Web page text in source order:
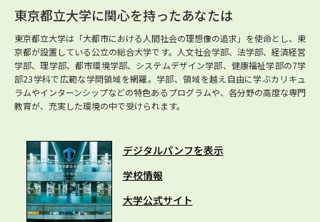
東京都立大学に関心を持ったあなたは
東京都立大学は「大都市における人間社会の理想像の追求」を使命とし、東
京都が設置している公立の総合大学です。人文社会学部、法学部、経済経営
学部、理学部、都市環境学部、システムデザイン学部、健康福祉学部の7学
部23学科で広範な学問領域を網羅。学部、領域を越え自由に学ぶカリキュ
ラムやインターンシップなどの特色あるプログラムや、各分野の高度な専門
教育が、充実した環境の中で受けられます。
デジタルパンフを表示
学校情報
大学公式サイト